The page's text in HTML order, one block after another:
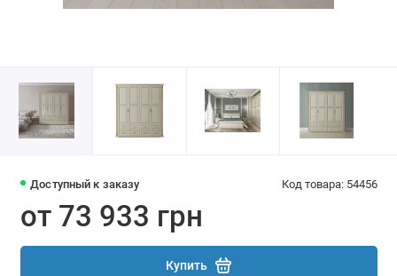
Доступный к заказу Код товара: 54456
от 73 933 грн
Купить